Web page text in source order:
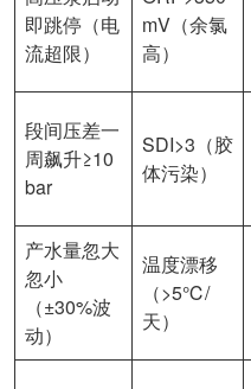
即跳停（电
流超限）
mV（余氯
高）
段间压差一
周飙升≥10
bar
SDI>3（胶
体污染）
产水量忽大
忽小
（±30%波
动）
温度漂移
（>5℃/
天）